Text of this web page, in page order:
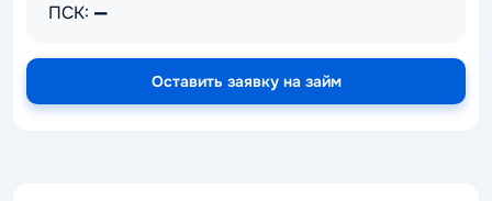
ПСК: —
Оставить заявку на займ